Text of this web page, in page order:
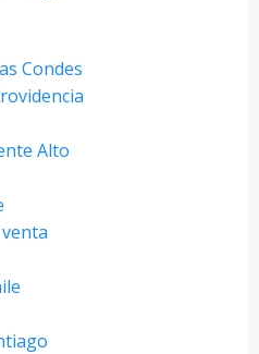
Condes
Alto